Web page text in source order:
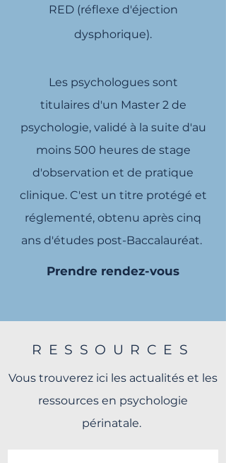
RED (réflexe d'éjection
dysphorique).
Les psychologues sont
titulaires d'un Master 2 de
psychologie, validé à la suite d'au
moins 500 heures de stage
d'observation et de pratique
clinique. C'est un titre protégé et
réglementé, obtenu après cinq
ans d'études post-Baccalauréat.
Prendre rendez-vous
RESSOURCES
Vous trouverez ici les actualités et les
ressources en psychologie
périnatale.